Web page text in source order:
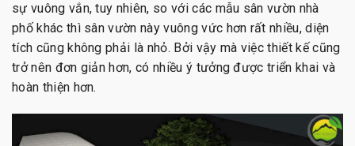
sự vuông vắn, tuy nhiên, so với các mẫu sân vườn nhà
phố khác thì sân vườn này vuông vức hơn rất nhiều, diện
tích cũng không phải là nhỏ. Bởi vậy mà việc thiết kế cũng
trở nên đơn giản hơn, có nhiều ý tưởng được triển khai và
hoàn thiện hơn.